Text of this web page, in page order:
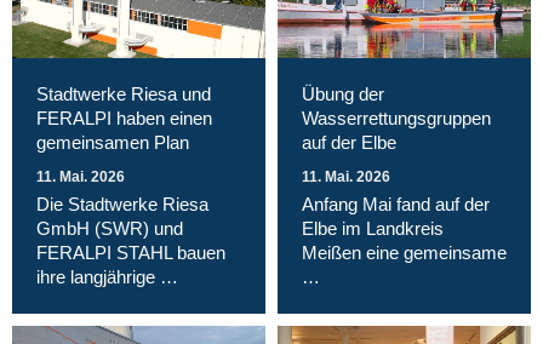
Stadtwerke Riesa und
FERALPI haben einen
gemeinsamen Plan
11. Mai. 2026
Die Stadtwerke Riesa
GmbH (SWR) und
FERALPI STAHL bauen
ihre langjährige …
Übung der
Wasserrettungsgruppen
auf der Elbe
11. Mai. 2026
Anfang Mai fand auf der
Elbe im Landkreis
Meißen eine gemeinsame
…